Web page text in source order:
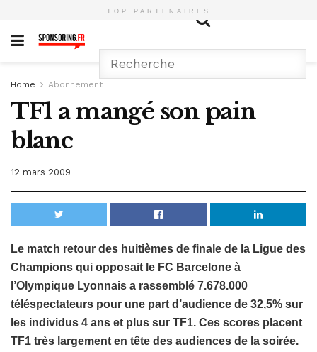
TOP PARTENAIRES
Home Abonnement
TF1 a mangé son pain
blanc
12 mars 2009
Le match retour des huitièmes de finale de la Ligue des
Champions qui opposait le FC Barcelone à
l’Olympique Lyonnais a rassemblé 7.678.000
téléspectateurs pour une part d’audience de 32,5% sur
les individus 4 ans et plus sur TF1. Ces scores placent
TF1 très largement en tête des audiences de la soirée.